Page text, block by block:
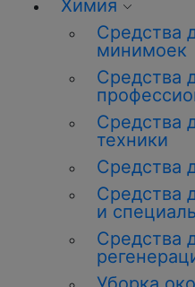
Химия
Средства
минимоек
Средства
Средства
техники
Средства
Средства
и
Средства